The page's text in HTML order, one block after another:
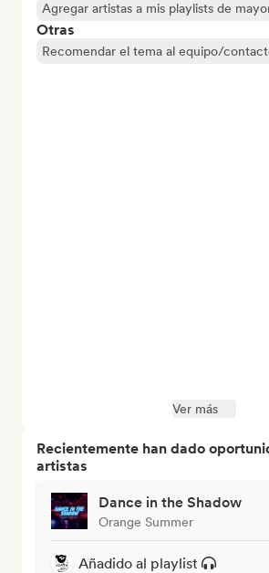
Agregar artistas a mis playlists de
Otras
Recomendar el tema al equipo/
Ver más
Recientemente han dado
artistas
Dance in the Shadow
Orange Summer
Añadido al playlist